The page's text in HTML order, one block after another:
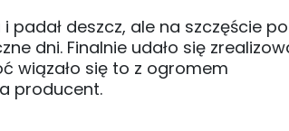
deszcz, ale na szczęście
dni. Finalnie udało się
wiązało się to z ogromem
producent.